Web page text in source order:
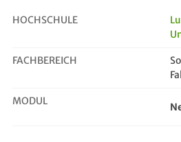
Netzwerktheorie 2: Vorläufer/
HOCHSCHULE
FACHBEREICH
MODUL